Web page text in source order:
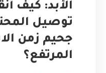
الأبد: كيف
جحيم زمن
المرتفع؟